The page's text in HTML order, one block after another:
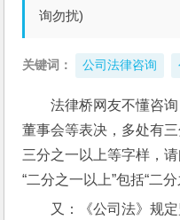
询勿扰)
关键词： 公司法律咨询
法律桥网友不懂咨
董事会等表决，多处有
三分之一以上等字样，
“二分之一以上”包括“二分
又：《公司法》规